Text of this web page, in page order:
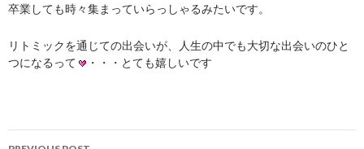
卒業しても時々集まっていらっしゃるみたいです。
リトミックを通じての出会いが、人生の中でも大切な出会いのひと
つになるって
・・・とても嬉しいです
Post